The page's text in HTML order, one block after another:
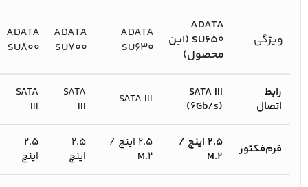
ویژگی
ADATA
SU650 (این
محصول)
ADATA
SU630
ADATA
SU700
ADATA
SU800
رابط
اتصال
SATA III
(۶Gb/s)
SATA III
SATA
III
SATA
III
فرم‌فکتور
۲.۵ اینچ /
M.2
۲.۵ اینچ /
M.2
۲.۵
اینچ
۲.۵
اینچ